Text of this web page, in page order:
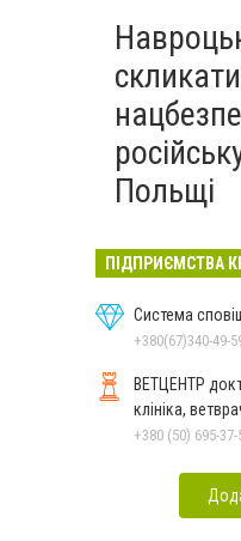
Польщі
ПІДПРИЄМСТВА
Система
+380(67)340-49-
ВЕТЦЕНТР
клініка,
стрижки.